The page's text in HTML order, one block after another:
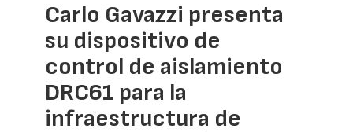
Carlo Gavazzi presenta
su dispositivo de
control de aislamiento
DRC61 para la
infraestructura de